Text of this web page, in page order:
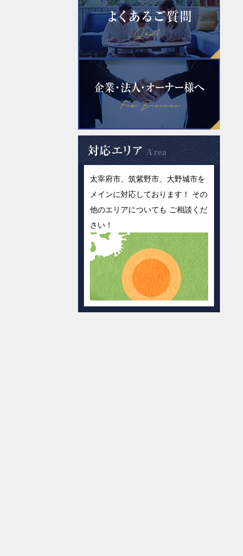
太宰府市、筑紫野市、大野城市を
メインに対応しております！ その
他のエリアについても ご相談くだ
さい！